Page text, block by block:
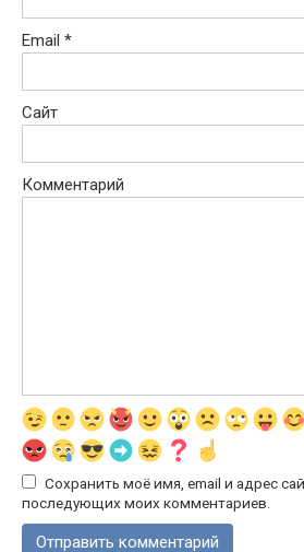
Email *
Сайт
Комментарий
Сохранить моё имя, email и адрес
последующих моих комментариев.